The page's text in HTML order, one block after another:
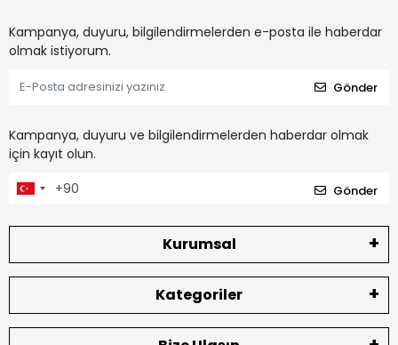
Kampanya, duyuru, bilgilendirmelerden e-posta ile haberdar
olmak istiyorum.
Gönder
Kampanya, duyuru ve bilgilendirmelerden haberdar olmak
için kayıt olun.
Gönder
Kurumsal
Kategoriler